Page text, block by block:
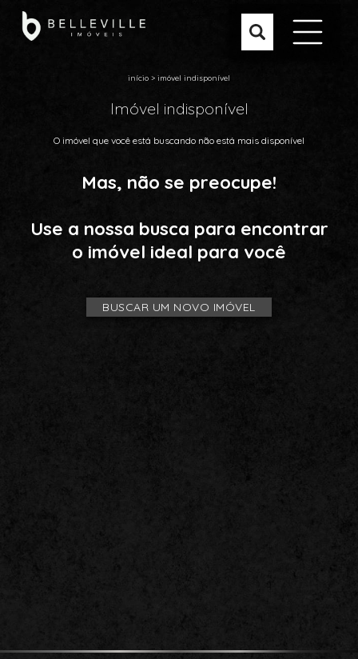
início > imóvel indisponível
Imóvel indisponível
O imóvel que você está buscando não está mais disponível
Mas, não se preocupe!
Use a nossa busca para encontrar
o imóvel ideal para você
BUSCAR UM NOVO IMÓVEL